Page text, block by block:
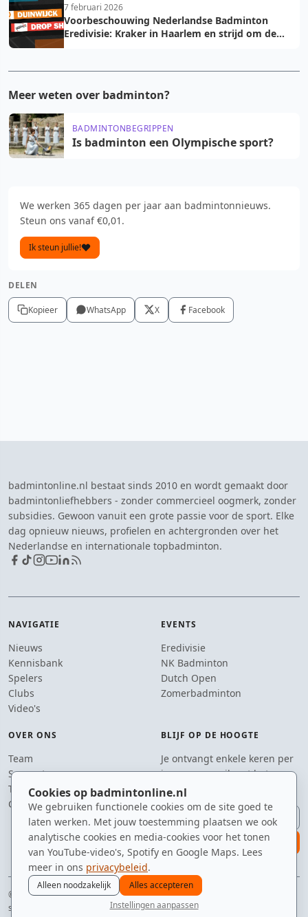
Cookies op badmintonline.nl
We gebruiken functionele cookies om de site goed te
laten werken. Met jouw toestemming plaatsen we ook
analytische cookies en media-cookies voor het tonen
van YouTube-video's, Spotify en Google Maps. Lees
meer in ons privacybeleid.
Alleen noodzakelijk
Alles accepteren
Instellingen aanpassen
7 februari 2026
Voorbeschouwing Nederlandse Badminton
Eredivisie: Kraker in Haarlem en strijd om de
Meer weten over badminton?
BADMINTONBEGRIPPEN
Is badminton een Olympische sport?
We werken 365 dagen per jaar aan badmintonnieuws.
Steun ons vanaf €0,01.
Ik steun jullie!
DELEN
Kopieer WhatsApp X Facebook
badmintonline.nl bestaat sinds 2010 en wordt gemaakt door
badmintonliefhebbers - zonder commercieel oogmerk, zonder
subsidies. Gewoon vanuit een grote passie voor de sport. Elke
dag opnieuw nieuws, profielen en achtergronden over het
Nederlandse en internationale topbadminton.
NAVIGATIE
Nieuws
Kennisbank
Spelers
Clubs
Video's
EVENTS
Eredivisie
NK Badminton
Dutch Open
Zomerbadminton
OVER ONS
Team
Supporters
Tip de redactie
Contact
BLIJF OP DE HOOGTE
Je ontvangt enkele keren per
jaar een e-mail met het
laatste badmintonnieuws.
E-mailadres
aanmelden
© 2010–2026 badmintonline.nl · al 15+ jaar de constante factor in je
sporttas
spelers ranglijst zomer